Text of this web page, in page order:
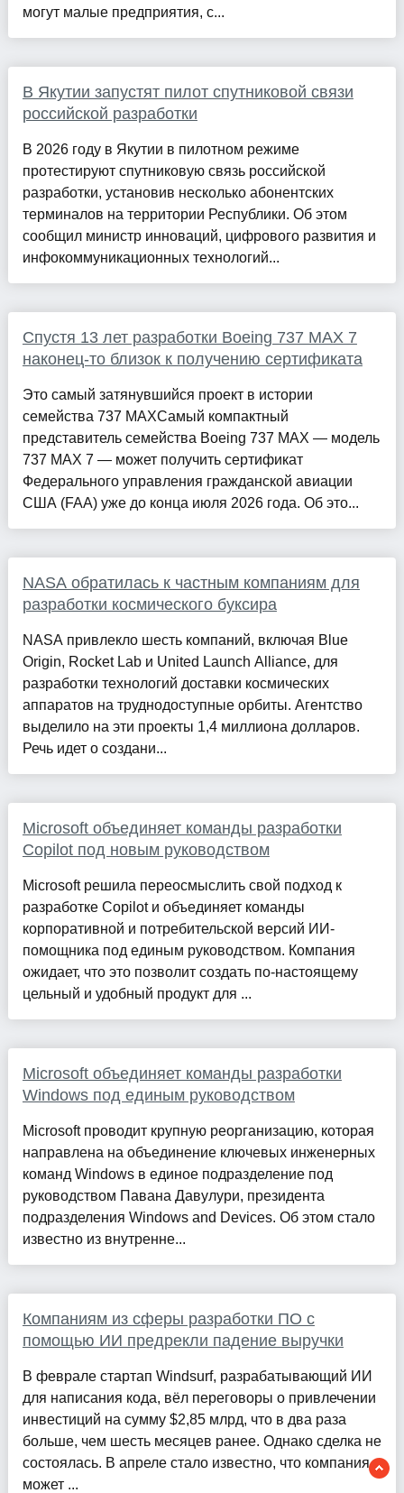
могут малые предприятия, с...
В Якутии запустят пилот спутниковой связи
российской разработки
В 2026 году в Якутии в пилотном режиме
протестируют спутниковую связь российской
разработки, установив несколько абонентских
терминалов на территории Республики. Об этом
сообщил министр инноваций, цифрового развития и
инфокоммуникационных технологий...
Спустя 13 лет разработки Boeing 737 MAX 7
наконец-то близок к получению сертификата
Это самый затянувшийся проект в истории
семейства 737 MAXСамый компактный
представитель семейства Boeing 737 MAX — модель
737 MAX 7 — может получить сертификат
Федерального управления гражданской авиации
США (FAA) уже до конца июля 2026 года. Об это...
NASA обратилась к частным компаниям для
разработки космического буксира
NASA привлекло шесть компаний, включая Blue
Origin, Rocket Lab и United Launch Alliance, для
разработки технологий доставки космических
аппаратов на труднодоступные орбиты. Агентство
выделило на эти проекты 1,4 миллиона долларов.
Речь идет о создани...
Microsoft объединяет команды разработки
Copilot под новым руководством
Microsoft решила переосмыслить свой подход к
разработке Copilot и объединяет команды
корпоративной и потребительской версий ИИ-
помощника под единым руководством. Компания
ожидает, что это позволит создать по-настоящему
цельный и удобный продукт для ...
Microsoft объединяет команды разработки
Windows под единым руководством
Microsoft проводит крупную реорганизацию, которая
направлена на объединение ключевых инженерных
команд Windows в единое подразделение под
руководством Павана Давулури, президента
подразделения Windows and Devices. Об этом стало
известно из внутренне...
Компаниям из сферы разработки ПО с
помощью ИИ предрекли падение выручки
В феврале стартап Windsurf, разрабатывающий ИИ
для написания кода, вёл переговоры о привлечении
инвестиций на сумму $2,85 млрд, что в два раза
больше, чем шесть месяцев ранее. Однако сделка не
состоялась. В апреле стало известно, что компания
может ...